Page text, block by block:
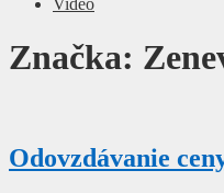
Video
Značka:
Odovzdávanie